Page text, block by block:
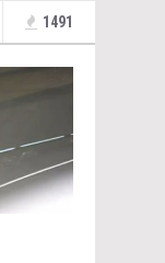
1491